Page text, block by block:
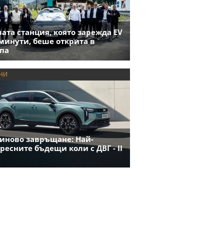
станция, която зарежда EV
беше открита в
завръщане: Най-
бъдещи коли с ДВГ - II